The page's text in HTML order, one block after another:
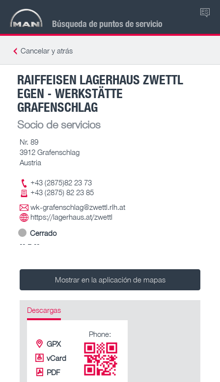
Búsqueda de puntos de servicio
ES
Cancelar y atrás
RAIFFEISEN LAGERHAUS ZWETTL
EGEN - WERKSTÄTTE
GRAFENSCHLAG
Socio de servicios
Nr. 89
3912 Grafenschlag
Austria
+43 (2875)82 23 73
+43 (2875) 82 23 85
wk-grafenschlag@zwettl.rlh.at
https://lagerhaus.at/zwettl
Cerrado
-- – --
Mostrar en la aplicación de mapas
Descargas
GPX
vCard
PDF
Phone: